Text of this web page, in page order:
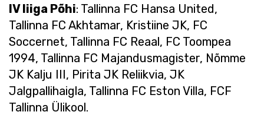
IV liiga Põhi: Tallinna FC Hansa United,
Tallinna FC Akhtamar, Kristiine JK, FC
Soccernet, Tallinna FC Reaal, FC Toompea
1994, Tallinna FC Majandusmagister, Nõmme
JK Kalju III, Pirita JK Reliikvia, JK
Jalgpallihaigla, Tallinna FC Eston Villa, FCF
Tallinna Ülikool.